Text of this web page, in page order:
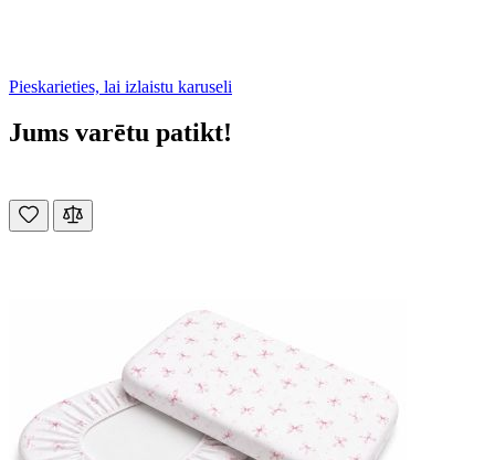
Pieskarieties, lai izlaistu karuseli
Jums varētu patikt!